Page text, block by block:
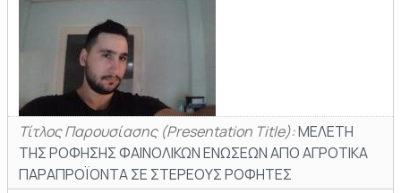
Τίτλος Παρουσίασης (Presentation Title):ΜΕΛΕΤΗ
ΤΗΣ ΡΟΦΗΣΗΣ ΦΑΙΝΟΛΙΚΩΝ ΕΝΩΣΕΩΝ ΑΠΟ ΑΓΡΟΤΙΚΑ
ΠΑΡΑΠΡΟΪΟΝΤΑ ΣΕ ΣΤΕΡΕΟΥΣ ΡΟΦΗΤΕΣ